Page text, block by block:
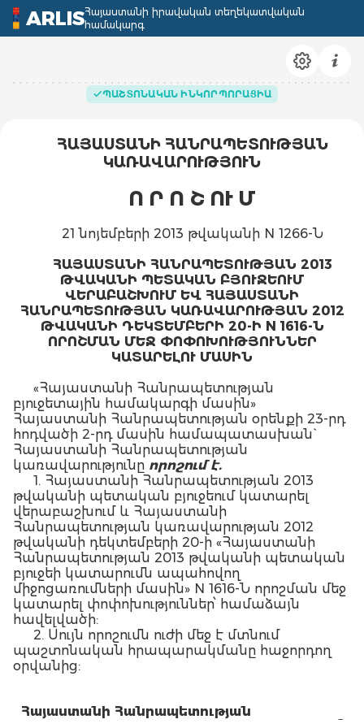
ARLISՀայաստանի իրավական տեղեկատվական
համակարգ
ՊԱՇՏՈՆԱԿԱՆ ԻՆԿՈՐՊՈՐԱՑԻԱ
ՀԱՅԱՍՏԱՆԻ ՀԱՆՐԱՊԵՏՈՒԹՅԱՆ
ԿԱՌԱՎԱՐՈՒԹՅՈՒՆ
Ո Ր Ո Շ ՈՒ Մ
21 նոյեմբերի 2013 թվականի N 1266-Ն
ՀԱՅԱՍՏԱՆԻ ՀԱՆՐԱՊԵՏՈՒԹՅԱՆ 2013
ԹՎԱԿԱՆԻ ՊԵՏԱԿԱՆ ԲՅՈՒՋԵՈՒՄ
ՎԵՐԱԲԱՇԽՈՒՄ ԵՎ ՀԱՅԱՍՏԱՆԻ
ՀԱՆՐԱՊԵՏՈՒԹՅԱՆ ԿԱՌԱՎԱՐՈՒԹՅԱՆ 2012
ԹՎԱԿԱՆԻ ԴԵԿՏԵՄԲԵՐԻ 20-Ի N 1616-Ն
ՈՐՈՇՄԱՆ ՄԵՋ ՓՈՓՈԽՈՒԹՅՈՒՆՆԵՐ
ԿԱՏԱՐԵԼՈՒ ՄԱՍԻՆ
«Հայաստանի Հանրապետության
բյուջետային համակարգի մասին»
Հայաստանի Հանրապետության օրենքի 23-րդ
հոդվածի 2-րդ մասին համապատասխան`
Հայաստանի Հանրապետության
կառավարությունը որոշում է.
1. Հայաստանի Հանրապետության 2013
թվականի պետական բյուջեում կատարել
վերաբաշխում և Հայաստանի
Հանրապետության կառավարության 2012
թվականի դեկտեմբերի 20-ի «Հայաստանի
Հանրապետության 2013 թվականի պետական
բյուջեի կատարումն ապահովող
միջոցառումների մասին» N 1616-Ն որոշման մեջ
կատարել փոփոխություններ՝ համաձայն
հավելվածի:
2. Սույն որոշումն ուժի մեջ է մտնում
պաշտոնական հրապարակմանը հաջորդող
օրվանից:
Հայաստանի Հանրապետության
Տ.